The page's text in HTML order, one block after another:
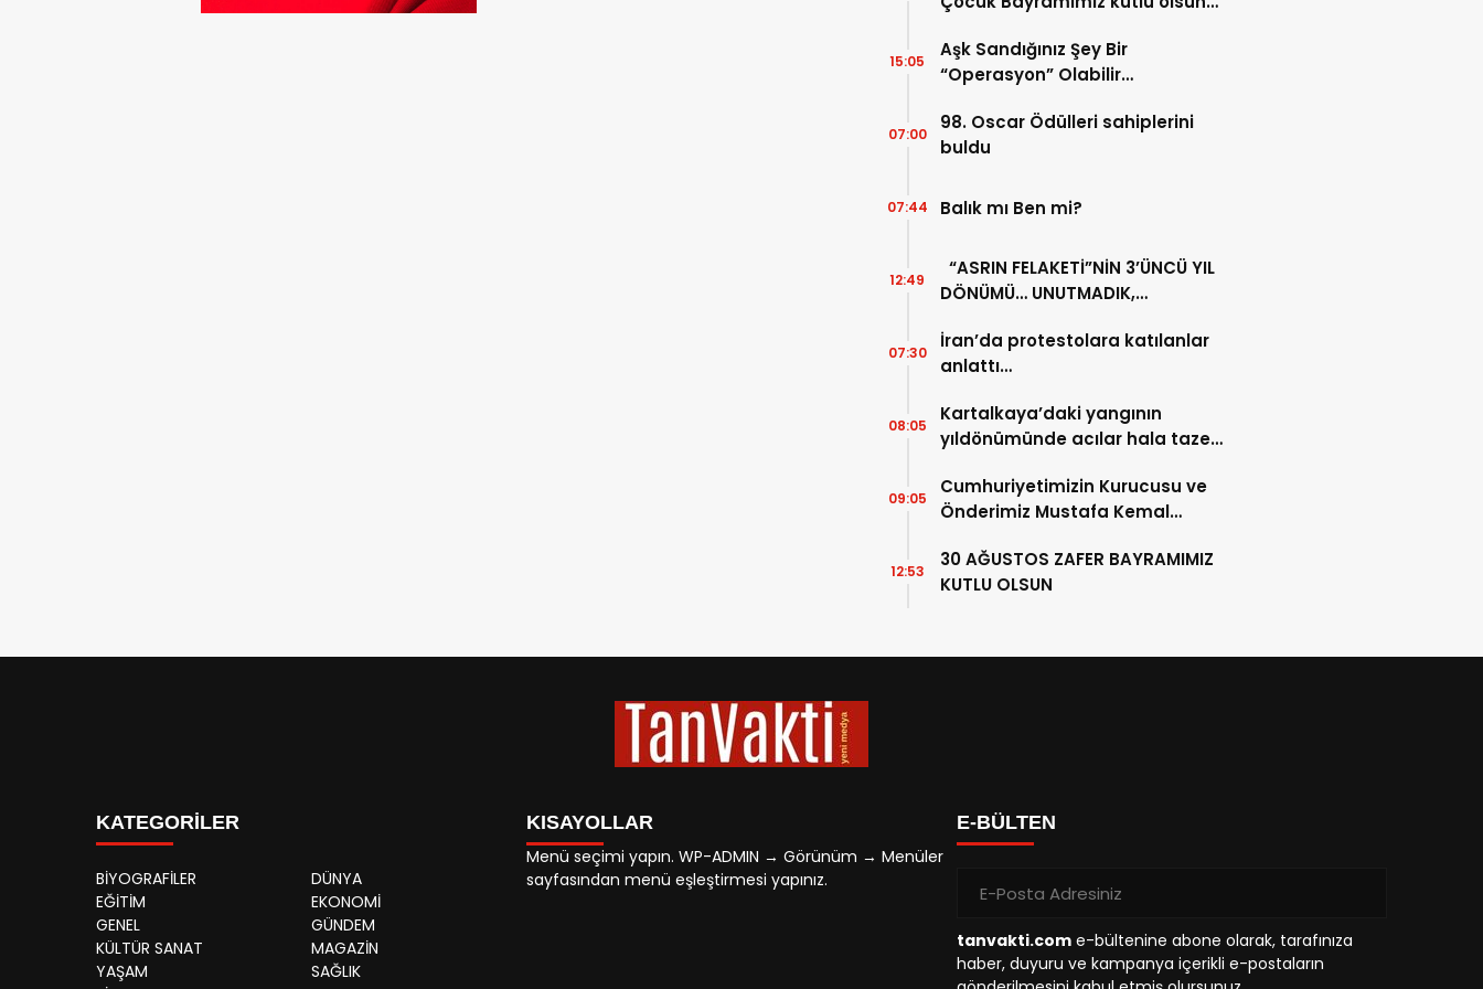
Aşk Sandığınız Şey Bir
“Operasyon” Olabilir…
15:05
98. Oscar Ödülleri sahiplerini
buldu
07:00
Balık mı Ben mi?
07:44
“ASRIN FELAKETİ”NİN 3’ÜNCÜ YIL
DÖNÜMÜ… UNUTMADIK,
12:49
İran’da protestolara katılanlar
anlattı…
07:30
Kartalkaya’daki yangının
yıldönümünde acılar hala taze…
08:05
Cumhuriyetimizin Kurucusu ve
Önderimiz Mustafa Kemal
87. Yılında saygıyla anıyoruz.
09:05
30 AĞUSTOS ZAFER BAYRAMIMIZ
KUTLU OLSUN
12:53
KATEGORİLER
BİYOGRAFİLER
DÜNYA
EĞİTİM
EKONOMİ
GENEL
GÜNDEM
KÜLTÜR SANAT
MAGAZİN
YAŞAM
SAĞLIK
KISAYOLLAR
Menü seçimi yapın. WP-ADMIN → Görünüm → Menüler
sayfasından menü eşleştirmesi yapınız.
E-BÜLTEN
tanvakti.com e-bültenine abone olarak, tarafınıza
haber, duyuru ve kampanya içerikli e-postaların